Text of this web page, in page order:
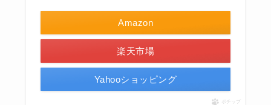
Amazon
楽天市場
Yahooショッピング
ポチップ